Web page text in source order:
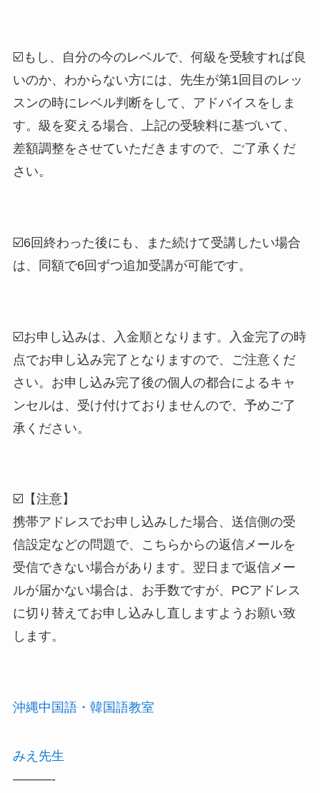
☑️もし、自分の今のレベルで、何級を受験すれば良
いのか、わからない方には、先生が第1回目のレッ
スンの時にレベル判断をして、アドバイスをしま
す。級を変える場合、上記の受験料に基づいて、
差額調整をさせていただきますので、ご了承くだ
さい。
☑️6回終わった後にも、また続けて受講したい場合
は、同額で6回ずつ追加受講が可能です。
☑️お申し込みは、入金順となります。入金完了の時
点でお申し込み完了となりますので、ご注意くだ
さい。お申し込み完了後の個人の都合によるキャ
ンセルは、受け付けておりませんので、予めご了
承ください。
☑️【注意】
携帯アドレスでお申し込みした場合、送信側の受
信設定などの問題で、こちらからの返信メールを
受信できない場合があります。翌日まで返信メー
ルが届かない場合は、お手数ですが、PCアドレス
に切り替えてお申し込みし直しますようお願い致
します。
沖縄中国語・韓国語教室
みえ先生
———-